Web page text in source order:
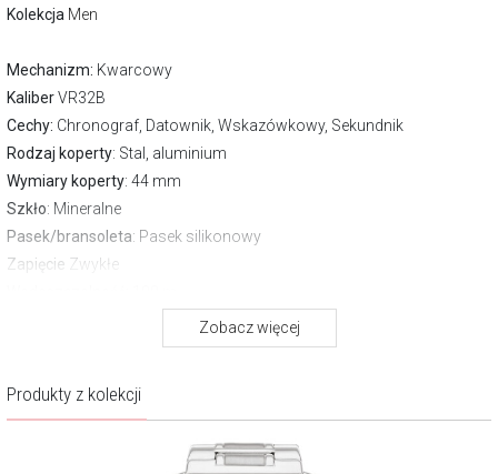
Kolekcja Men
Mechanizm: Kwarcowy
KaliberVR32B
Cechy: Chronograf, Datownik, Wskazówkowy, Sekundnik
Rodzaj koperty: Stal, aluminium
Wymiary koperty: 44 mm
Szkło: Mineralne
Pasek/bransoleta: Pasek silikonowy
Zapięcie Zwykłe
2 lata
Zegarki Tommy Hilfiger to symbol ponadczasowej elegancji i
nowoczesnego designu. Każdy model łączy w sobie klasyczne detale
z innowacyjnymi akcentami, tworząc wyjątkowe dodatki, które
Zobacz więcej
Produkty z kolekcji